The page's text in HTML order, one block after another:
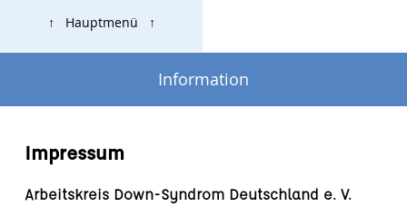
↑ Hauptmenü ↑
Information
Impressum
Arbeitskreis Down-Syndrom Deutschland e. V.